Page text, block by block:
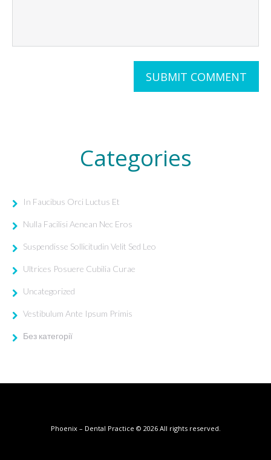
Categories
In Faucibus Orci Luctus Et
Nulla Facilisi Aenean Nec Eros
Suspendisse Sollicitudin Velit Sed Leo
Ultrices Posuere Cubilia Curae
Uncategorized
Vestibulum Ante Ipsum Primis
Без категорії
Phoenix – Dental Practice © 2026 All rights reserved.